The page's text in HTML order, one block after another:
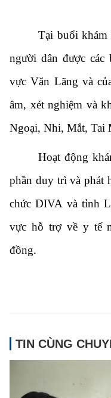
Tại buổi khám
người dân được các
vực Văn Lãng và
âm, xét nghiệm và
Ngoại, Nhi, Mắt,
Hoạt động
phần duy trì và phát
chức DIVA và tỉnh
vực hỗ trợ về y tế
đồng.
Hứa
TIN CÙNG